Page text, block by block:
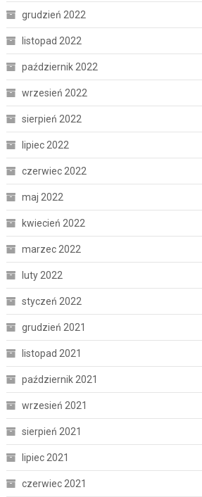
grudzień 2022
listopad 2022
październik 2022
wrzesień 2022
sierpień 2022
lipiec 2022
czerwiec 2022
maj 2022
kwiecień 2022
marzec 2022
luty 2022
styczeń 2022
grudzień 2021
listopad 2021
październik 2021
wrzesień 2021
sierpień 2021
lipiec 2021
czerwiec 2021